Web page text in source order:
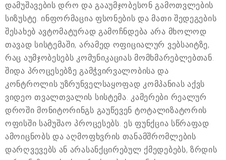
დამუშავების დრო და გააუმჯობესონ გამოთვლების
სიზუსტე. ინფორმაცია ფსონების და მათი შედეგების
შესახებ ავტომატურად გამოჩნდება არა მხოლოდ
თავად სისტემაში, არამედ ოფიციალურ ვებსაიტზე,
რაც აუმჯობესებს კომუნიკაციას მომხმარებლებთან.
შიდა პროცესებზე გამჭვირვალობისა და
კონტროლის უზრუნველსაყოფად კომპანიას აქვს
ვიდეო თვალთვალის სისტემა. კამერები რეალურ
დროში მონიტორინგს გაუწევენ ტოტალიზატორის
ოფისში სამუშაო პროცესებს. ეს ფუნქცია სწრაფად
ამოიცნობს და აღმოფხვრის თანამშრომლების
დარღვევებს ან არასანქცირებულ ქმედებებს, ზრდის